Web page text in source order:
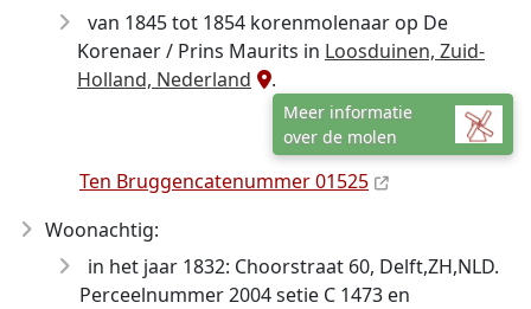
van 1845 tot 1854 korenmolenaar op De
Korenaer / Prins Maurits in Loosduinen, Zuid-
Holland, Nederland
.
Meer informatie
over de molen
Ten Bruggencatenummer 01525
Woonachtig:
in het jaar 1832: Choorstraat 60, Delft,ZH,NLD.
Perceelnummer 2004 setie C 1473 en